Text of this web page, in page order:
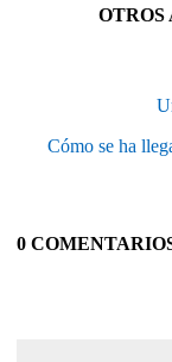
OTROS
Cómo se ha
0